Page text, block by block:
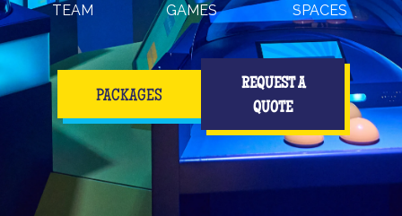
TEAM
GAMES
SPACES
PACKAGES
REQUEST A
QUOTE